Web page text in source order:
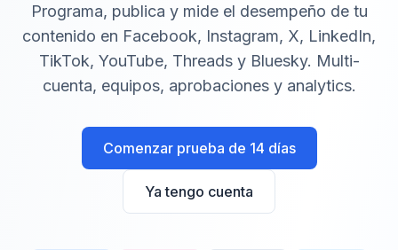
Programa, publica y mide el desempeño de tu
contenido en Facebook, Instagram, X, LinkedIn,
TikTok, YouTube, Threads y Bluesky. Multi-
cuenta, equipos, aprobaciones y analytics.
Comenzar prueba de 14 días
Ya tengo cuenta